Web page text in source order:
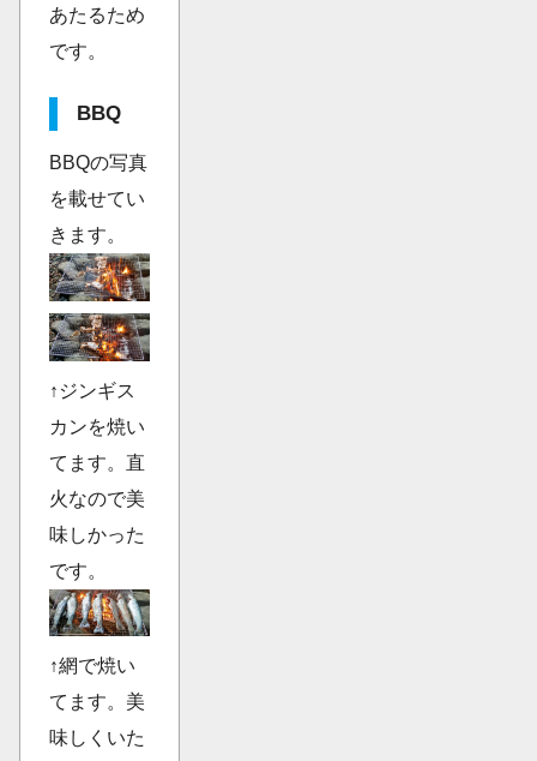
あたるため
です。
BBQ
BBQの写真
を載せてい
きます。
↑ジンギス
カンを焼い
てます。直
火なので美
味しかった
です。
↑網で焼い
てます。美
味しくいた